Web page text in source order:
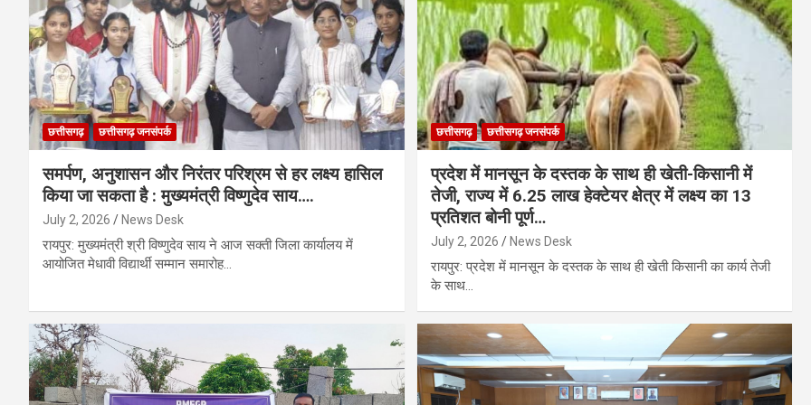
छत्तीसगढ़ छत्तीसगढ़ जनसंपर्क
समर्पण, अनुशासन और निरंतर परिश्रम से हर लक्ष्य हासिल
किया जा सकता है : मुख्यमंत्री विष्णुदेव साय….
July 2, 2026 News Desk
रायपुर: मुख्यमंत्री श्री विष्णुदेव साय ने आज सक्ती जिला कार्यालय में
आयोजित मेधावी विद्यार्थी सम्मान समारोह…
छत्तीसगढ़ छत्तीसगढ़ जनसंपर्क
प्रदेश में मानसून के दस्तक के साथ ही खेती-किसानी में
तेजी, राज्य में 6.25 लाख हेक्टेयर क्षेत्र में लक्ष्य का 13
प्रतिशत बोनी पूर्ण…
July 2, 2026 News Desk
रायपुर: प्रदेश में मानसून के दस्तक के साथ ही खेती किसानी का कार्य तेजी
के साथ…